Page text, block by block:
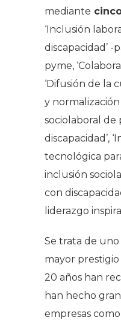
mediante
‘Inclusión
discapacidad’ -
pyme,
‘Difusión de la
y
sociolaboral de
discapacidad’,
tecnológica
inclusión
con
liderazgo
Se trata de
mayor
20 años han
han hecho
empresas como